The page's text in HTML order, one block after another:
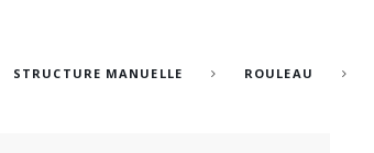
STRUCTURE MANUELLE ROULEAU